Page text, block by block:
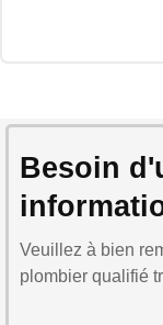
Besoin
Veuillez à bien
plombier qualifié